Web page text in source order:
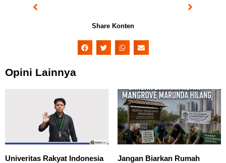
Prev Next
Share Konten
Opini Lainnya
Univeritas Rakyat Indonesia
Jangan Biarkan Rumah